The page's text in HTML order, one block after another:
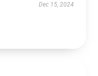
Dec 15, 2024